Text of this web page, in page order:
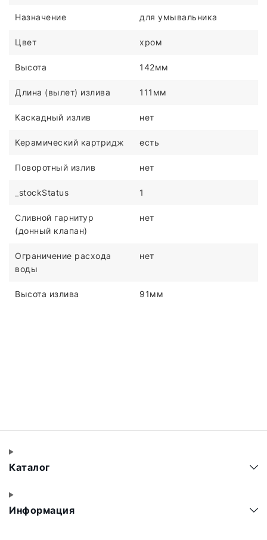
Назначение для умывальника
Цвет хром
Высота 142мм
Длина (вылет) излива 111мм
Каскадный излив нет
Керамический картридж есть
Поворотный излив нет
_stockStatus 1
Сливной гарнитур
(донный клапан)
нет
Ограничение расхода
воды
нет
Высота излива 91мм
Каталог
Информация